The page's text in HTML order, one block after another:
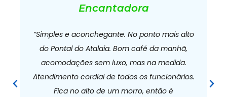
Encantadora
“Simples e aconchegante. No ponto mais alto
do Pontal do Atalaia. Bom café da manhã,
acomodações sem luxo, mas na medida.
Atendimento cordial de todos os funcionários.
Fica no alto de um morro, então é
Previous